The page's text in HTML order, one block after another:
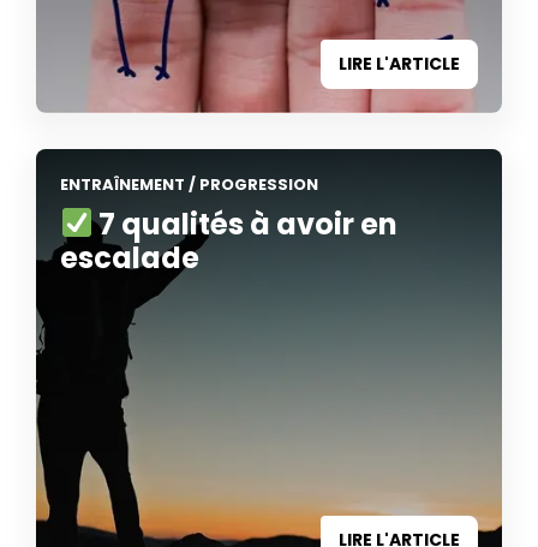
LIRE L'ARTICLE
ENTRAÎNEMENT / PROGRESSION
7 qualités à avoir en
escalade
LIRE L'ARTICLE